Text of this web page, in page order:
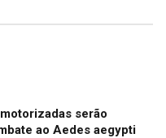
serão
ao Aedes aegypti